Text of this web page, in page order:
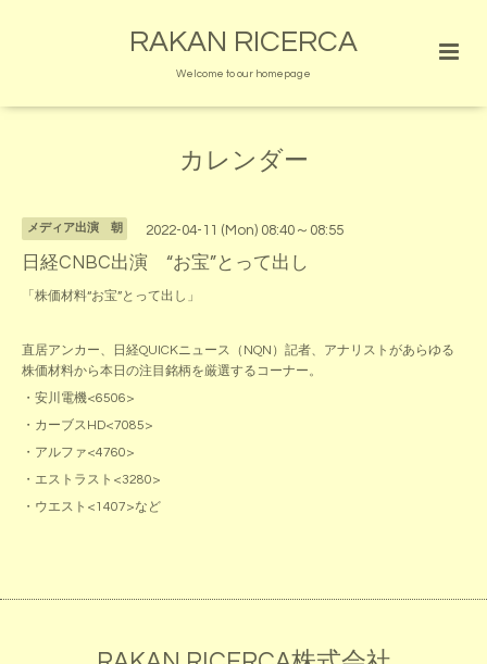
RAKAN RICERCA
Welcome to our homepage
カレンダー
メディア出演 朝 2022-04-11 (Mon) 08:40～08:55
日経CNBC出演 “お宝”とって出し
「株価材料“お宝”とって出し」
直居アンカー、日経QUICKニュース（NQN）記者、アナリストがあらゆる
株価材料から本日の注目銘柄を厳選するコーナー。
・安川電機<6506>
・カーブスHD<7085>
・アルファ<4760>
・エストラスト<3280>
・ウエスト<1407>など